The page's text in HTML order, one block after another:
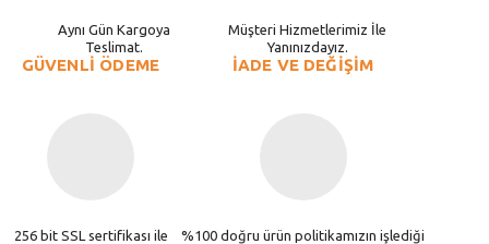
Aynı Gün Kargoya
Teslimat.
Müşteri Hizmetlerimiz İle
Yanınızdayız.
GÜVENLİ ÖDEME
256 bit SSL sertifikası ile
İADE VE DEĞİŞİM
%100 doğru ürün politikamızın işlediği